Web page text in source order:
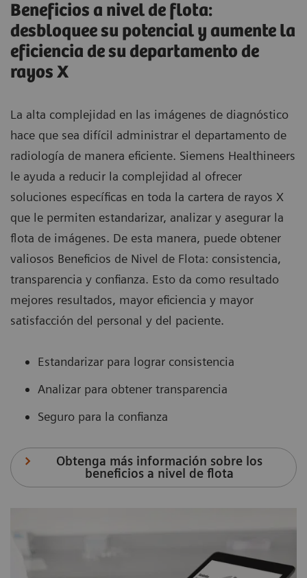
Beneficios a nivel de flota:
desbloquee su potencial y aumente la
eficiencia de su departamento de
rayos X
La alta complejidad en las imágenes de diagnóstico
hace que sea difícil administrar el departamento de
radiología de manera eficiente. Siemens Healthineers
le ayuda a reducir la complejidad al ofrecer
soluciones específicas en toda la cartera de rayos X
que le permiten estandarizar, analizar y asegurar la
flota de imágenes. De esta manera, puede obtener
valiosos Beneficios de Nivel de Flota: consistencia,
transparencia y confianza. Esto da como resultado
mejores resultados, mayor eficiencia y mayor
satisfacción del personal y del paciente.
Estandarizar para lograr consistencia
Analizar para obtener transparencia
Seguro para la confianza
Obtenga más información sobre los
beneficios a nivel de flota